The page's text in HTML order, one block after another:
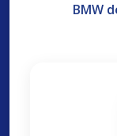
BMW